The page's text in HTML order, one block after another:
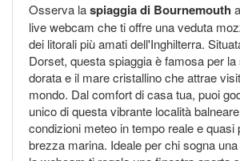
Osserva laspiaggia di Bournemouth
live webcam che ti offre una veduta
dei litorali più amati dell'Inghilterra.
Dorset, questa spiaggia è famosa per
dorata e il mare cristallino che attrae
mondo. Dal comfort di casa tua, puoi
unico di questa vibrante località
condizioni meteo in tempo reale e quasi
brezza marina. Ideale per chi sogna